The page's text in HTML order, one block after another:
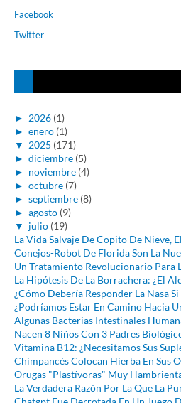
Facebook
Twitter
► 2026 (1)
► enero (1)
▼ 2025 (171)
► diciembre (5)
► noviembre (4)
► octubre (7)
► septiembre (8)
► agosto (9)
▼ julio (19)
La Vida Salvaje De Copito De Nieve,
Conejos-Robot De Florida Son La
Un Tratamiento Revolucionario Para
La Hipótesis De La Borrachera: ¿El
¿Cómo Debería Responder La Nasa
¿Podríamos Estar En Camino Hacia
Algunas Bacterias Intestinales
Nacen 8 Niños Con 3 Padres
Vitamina B12: ¿Necesitamos Sus
Chimpancés Colocan Hierba En Sus
Orugas "Plastívoras" Muy
La Verdadera Razón Por La Que La